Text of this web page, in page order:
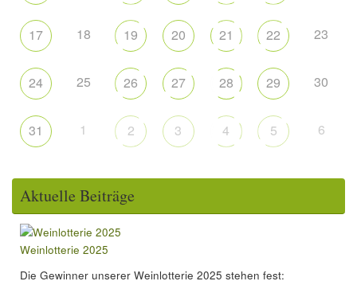
17 18 19 20 21 22 23
24 25 26 27 28 29 30
31 1 2 3 4 5 6
Aktuelle Beiträge
Weinlotterie 2025
Die Gewinner unserer Weinlotterie 2025 stehen fest: